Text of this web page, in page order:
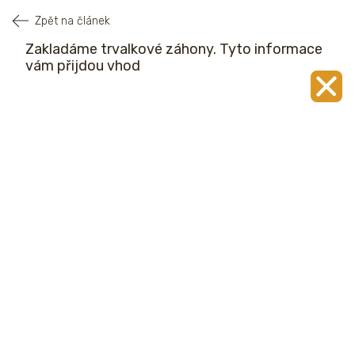
Zpět na článek
Zakladáme trvalkové záhony. Tyto informace
vám přijdou vhod